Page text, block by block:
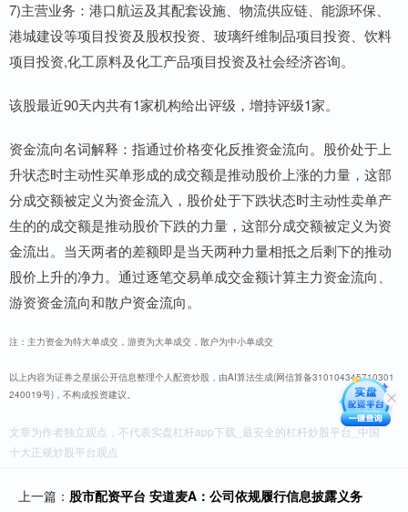
7)主营业务：港口航运及其配套设施、物流供应链、能源环保、
港城建设等项目投资及股权投资、玻璃纤维制品项目投资、饮料
项目投资,化工原料及化工产品项目投资及社会经济咨询。
该股最近90天内共有1家机构给出评级，增持评级1家。
资金流向名词解释：指通过价格变化反推资金流向。股价处于上
升状态时主动性买单形成的成交额是推动股价上涨的力量，这部
分成交额被定义为资金流入，股价处于下跌状态时主动性卖单产
生的的成交额是推动股价下跌的力量，这部分成交额被定义为资
金流出。当天两者的差额即是当天两种力量相抵之后剩下的推动
股价上升的净力。通过逐笔交易单成交金额计算主力资金流向、
游资资金流向和散户资金流向。
注：主力资金为特大单成交，游资为大单成交，散户为中小单成交
以上内容为证券之星据公开信息整理个人配资炒股，由AI算法生成(网信算备310104345710301
240019号)，不构成投资建议。
文章为作者独立观点，不代表实盘杠杆app下载_最安全的杠杆炒股平台_中国
十大正规炒股平台观点
上一篇： 股市配资平台 安道麦A：公司依规履行信息披露义务